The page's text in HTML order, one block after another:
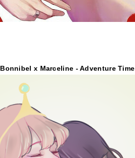
Bonnibel x Marceline - Adventure Time